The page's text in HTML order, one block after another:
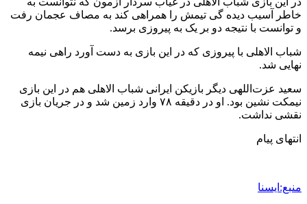
خاطر آسیب دیده گی تیمش را همراهی کند به مصاف عجمان رفت
و توانست با نتیجه دو بر یک به پیروزی برسد.
شباب الاهلی با پیروزی که در این بازی به دست آورد راهی نیمه
نهایی شد.
سعید عزت‌اللهی دیگر بازیکن ایرانی شباب الاهلی هم در این بازی
نیمکت نشین بود. او در دقیقه ۷۸ وارد زمین شد و در جریان بازی
نقشی نداشت.
انتهای پیام
منبع:ایسنا